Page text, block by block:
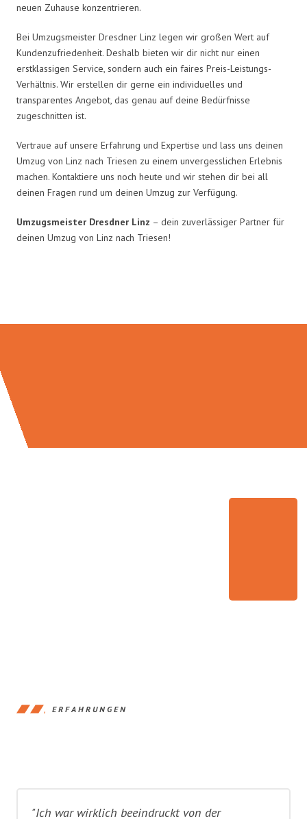
neuen Zuhause konzentrieren.
Bei Umzugsmeister Dresdner Linz legen wir großen Wert auf
Kundenzufriedenheit. Deshalb bieten wir dir nicht nur einen
erstklassigen Service, sondern auch ein faires Preis-Leistungs-
Verhältnis. Wir erstellen dir gerne ein individuelles und
transparentes Angebot, das genau auf deine Bedürfnisse
zugeschnitten ist.
Vertraue auf unsere Erfahrung und Expertise und lass uns deinen
Umzug von Linz nach Triesen zu einem unvergesslichen Erlebnis
machen. Kontaktiere uns noch heute und wir stehen dir bei all
deinen Fragen rund um deinen Umzug zur Verfügung.
Umzugsmeister Dresdner Linz – dein zuverlässiger Partner für
deinen Umzug von Linz nach Triesen!
ERFAHRUNGEN
"Ich war wirklich beeindruckt von der